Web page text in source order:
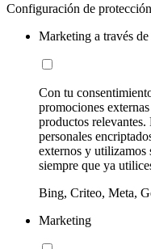
Configuración de
Marketing a través
Con tu
promociones
productos relevantes.
personales
externos y utilizamos
siempre que ya
Bing, Criteo, Meta,
Marketing